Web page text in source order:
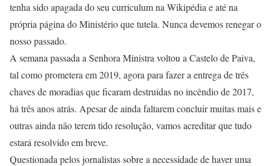
tenha sido apagada do seu curriculum na Wikipédia e até na
própria página do Ministério que tutela. Nunca devemos renegar o
nosso passado.
A semana passada a Senhora Ministra voltou a Castelo de Paiva,
tal como prometera em 2019, agora para fazer a entrega de três
chaves de moradias que ficaram destruídas no incêndio de 2017,
há três anos atrás. Apesar de ainda faltarem concluir muitas mais e
outras ainda não terem tido resolução, vamos acreditar que tudo
estará resolvido em breve.
Questionada pelos jornalistas sobre a necessidade de haver uma